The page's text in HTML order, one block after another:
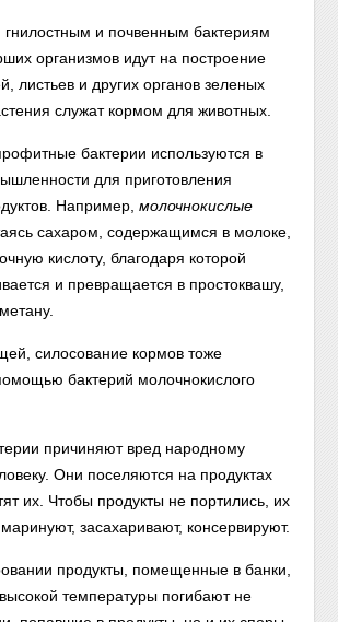
гнилостным и почвенным бактериям
организмов идут на построение
листьев и других органов зеленых
служат кормом для животных.
бактерии используются в
для приготовления
Например, молочнокислые
сахаром, содержащимся в молоке,
кислоту, благодаря которой
и превращается в простоквашу,
силосование кормов тоже
бактерий молочнокислого
причиняют вред народному
Они поселяются на продуктах
их. Чтобы продукты не портились, их
засахаривают, консервируют.
продукты, помещенные в банки,
температуры погибают не